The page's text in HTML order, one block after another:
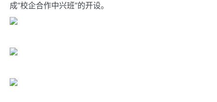
成“校企合作中兴班”的开设。